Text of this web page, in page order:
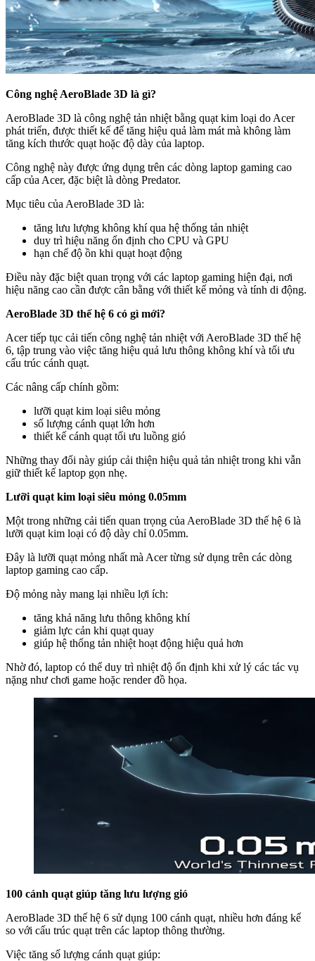
Công nghệ AeroBlade 3D là gì?
AeroBlade 3D là công nghệ tản nhiệt bằng quạt kim loại do Acer
phát triển, được thiết kế để tăng hiệu quả làm mát mà không làm
tăng kích thước quạt hoặc độ dày của laptop.
Công nghệ này được ứng dụng trên các dòng laptop gaming cao
cấp của Acer, đặc biệt là dòng Predator.
Mục tiêu của AeroBlade 3D là:
tăng lưu lượng không khí qua hệ thống tản nhiệt
duy trì hiệu năng ổn định cho CPU và GPU
hạn chế độ ồn khi quạt hoạt động
Điều này đặc biệt quan trọng với các laptop gaming hiện đại, nơi
hiệu năng cao cần được cân bằng với thiết kế mỏng và tính di động.
AeroBlade 3D thế hệ 6 có gì mới?
Acer tiếp tục cải tiến công nghệ tản nhiệt với AeroBlade 3D thế hệ
6, tập trung vào việc tăng hiệu quả lưu thông không khí và tối ưu
cấu trúc cánh quạt.
Các nâng cấp chính gồm:
lưỡi quạt kim loại siêu mỏng
số lượng cánh quạt lớn hơn
thiết kế cánh quạt tối ưu luồng gió
Những thay đổi này giúp cải thiện hiệu quả tản nhiệt trong khi vẫn
giữ thiết kế laptop gọn nhẹ.
Lưỡi quạt kim loại siêu mỏng 0.05mm
Một trong những cải tiến quan trọng của AeroBlade 3D thế hệ 6 là
lưỡi quạt kim loại có độ dày chỉ 0.05mm.
Đây là lưỡi quạt mỏng nhất mà Acer từng sử dụng trên các dòng
laptop gaming cao cấp.
Độ mỏng này mang lại nhiều lợi ích:
tăng khả năng lưu thông không khí
giảm lực cản khi quạt quay
giúp hệ thống tản nhiệt hoạt động hiệu quả hơn
Nhờ đó, laptop có thể duy trì nhiệt độ ổn định khi xử lý các tác vụ
nặng như chơi game hoặc render đồ họa.
100 cánh quạt giúp tăng lưu lượng gió
AeroBlade 3D thế hệ 6 sử dụng 100 cánh quạt, nhiều hơn đáng kể
so với cấu trúc quạt trên các laptop thông thường.
Việc tăng số lượng cánh quạt giúp: